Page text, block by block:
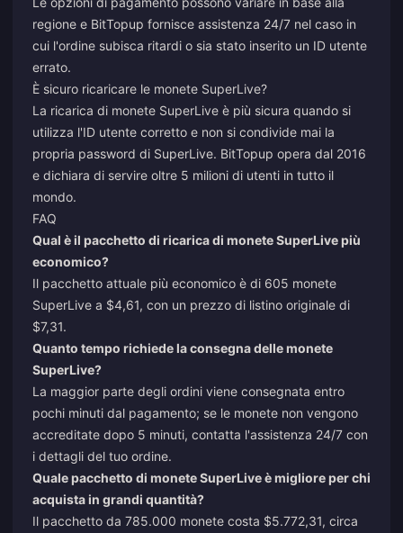
regione e BitTopup fornisce assistenza 24/7 nel caso in
cui l'ordine subisca ritardi o sia stato inserito un ID utente
errato.
È sicuro ricaricare le monete SuperLive?
La ricarica di monete SuperLive è più sicura quando si
utilizza l'ID utente corretto e non si condivide mai la
propria password di SuperLive. BitTopup opera dal 2016
e dichiara di servire oltre 5 milioni di utenti in tutto il
mondo.
FAQ
Qual è il pacchetto di ricarica di monete SuperLive più
economico?
Il pacchetto attuale più economico è di 605 monete
SuperLive a $4,61, con un prezzo di listino originale di
$7,31.
Quanto tempo richiede la consegna delle monete
SuperLive?
La maggior parte degli ordini viene consegnata entro
pochi minuti dal pagamento; se le monete non vengono
accreditate dopo 5 minuti, contatta l'assistenza 24/7 con
i dettagli del tuo ordine.
Quale pacchetto di monete SuperLive è migliore per chi
acquista in grandi quantità?
Il pacchetto da 785.000 monete costa $5.772,31, circa